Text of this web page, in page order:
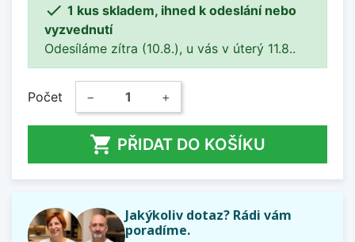
 1 kus skladem, ihned k odeslání nebo
vyzvednutí
Odesíláme zítra (10.8.), u vás v úterý 11.8..
Počet − +
 PŘIDAT DO KOŠÍKU
Jakýkoliv dotaz? Rádi vám
poradíme.